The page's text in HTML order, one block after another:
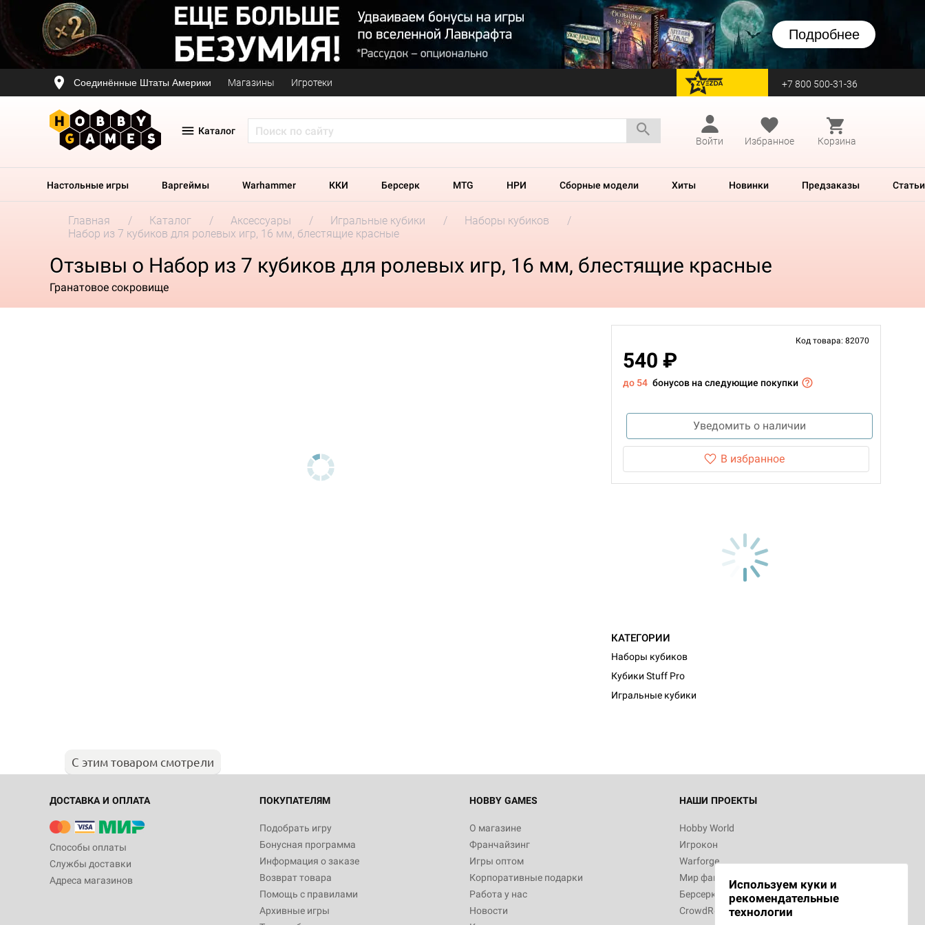
Подробнее
Соединённые Штаты Америки Магазины Игротеки перейти на Zvezda +7 800 500-31-36
Каталог
Войти
Избранное Корзина
Настольные игры Варгеймы Warhammer ККИ Берсерк MTG НРИ Сборные модели Хиты Новинки Предзаказы Статьи
Главная Каталог Аксессуары Игральные кубики
Наборы кубиков
Набор из 7 кубиков для ролевых игр, 16 мм, блестящие красные
Отзывы о Набор из 7 кубиков для ролевых игр, 16 мм, блестящие красные
Гранатовое сокровище
Код товара: 82070
540 ₽
до 54 бонусов на следующие покупки
Уведомить о наличии
В избранное
КАТЕГОРИИ
Наборы кубиков
Кубики Stuff Pro
Игральные кубики
С этим товаром смотрели
ДОСТАВКА И ОПЛАТА
Способы оплаты
Службы доставки
Адреса магазинов
ПОКУПАТЕЛЯМ
Подобрать игру
Бонусная программа
Информация о заказе
Возврат товара
Помощь с правилами
Архивные игры
HOBBY GAMES
О магазине
Франчайзинг
Игры оптом
Корпоративные подарки
Работа у нас
Новости
НАШИ ПРОЕКТЫ
Hobby World
Игрокон
Warforge
Мир фантастики
Берсерк
CrowdRepublic
Используем куки и
рекомендательные
технологии